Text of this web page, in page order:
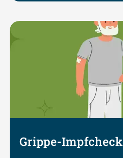
Grippe-Impfcheck